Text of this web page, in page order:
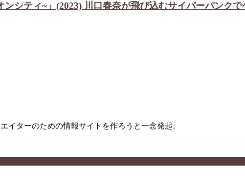
シティ~」(2023) 川口春奈が飛び込むサイバーパンク
イターのための情報サイトを作ろうと一念発起。